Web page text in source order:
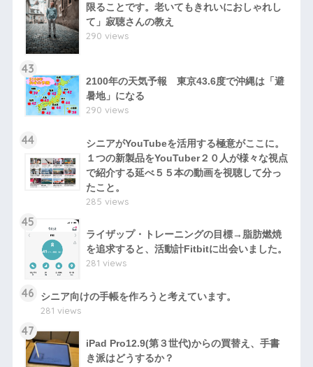
限ることです。老いてもきれいにおしゃれし
て」寂聴さんの教え
290 views
43
2100年の天気予報 東京43.6度で沖縄は「避
暑地」になる
290 views
44
シニアがYouTubeを活用する極意がここに。
１つの新製品をYouTuber２０人が様々な視点
で紹介する延べ５５本の動画を視聴して分っ
たこと。
285 views
45
ライザップ・トレーニングの目標→脂肪燃焼
を追求すると、活動計Fitbitに出会いました。
281 views
46
シニア向けの手帳を作ろうと考えています。
281 views
47
iPad Pro12.9(第３世代)からの買替え、手書
き派はどうするか？